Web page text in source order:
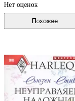
Нет оценок
Похожее